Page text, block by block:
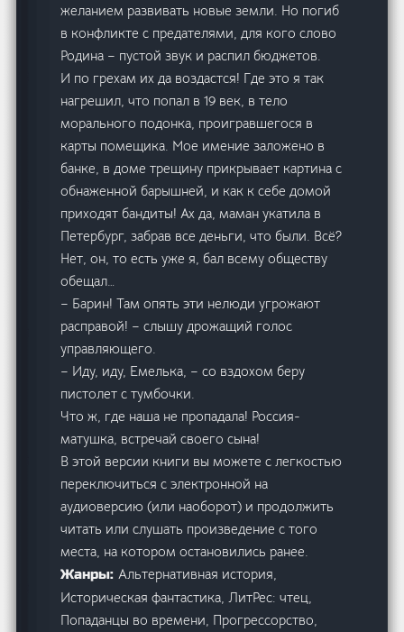
желанием развивать новые земли. Но погиб
в конфликте с предателями, для кого слово
Родина – пустой звук и распил бюджетов.
И по грехам их да воздастся! Где это я так
нагрешил, что попал в 19 век, в тело
морального подонка, проигравшегося в
карты помещика. Мое имение заложено в
банке, в доме трещину прикрывает картина с
обнаженной барышней, и как к себе домой
приходят бандиты! Ах да, маман укатила в
Петербург, забрав все деньги, что были. Всё?
Нет, он, то есть уже я, бал всему обществу
обещал…
– Барин! Там опять эти нелюди угрожают
расправой! – слышу дрожащий голос
управляющего.
– Иду, иду, Емелька, – со вздохом беру
пистолет с тумбочки.
Что ж, где наша не пропадала! Россия-
матушка, встречай своего сына!
В этой версии книги вы можете с легкостью
переключиться с электронной на
аудиоверсию (или наоборот) и продолжить
читать или слушать произведение с того
места, на котором остановились ранее.
Жанры:Альтернативная история,
Историческая фантастика, ЛитРес: чтец,
Попаданцы во времени, Прогрессорство,